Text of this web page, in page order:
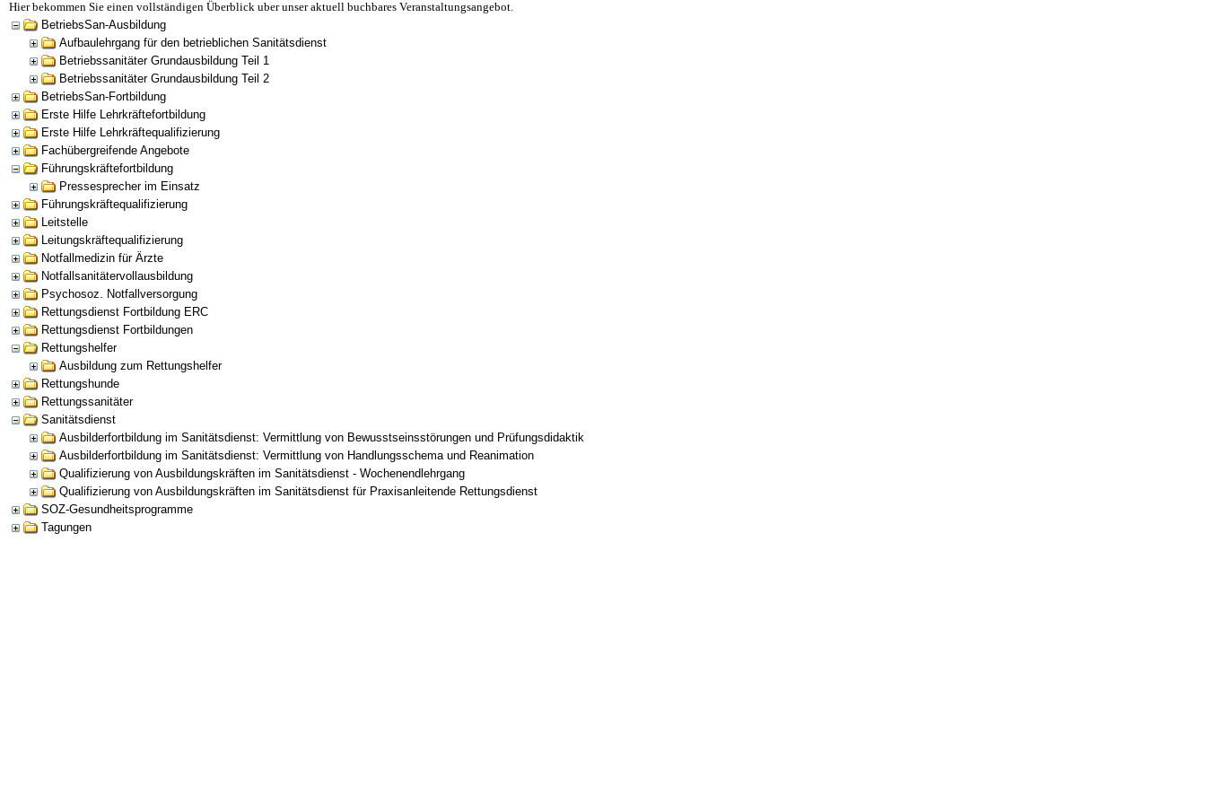
Hier bekommen Sie einen vollständigen Überblick uber unser aktuell buchbares Veranstaltungsangebot.
BetriebsSan-Ausbildung
Aufbaulehrgang für den betrieblichen Sanitätsdienst
Betriebssanitäter Grundausbildung Teil 1
Betriebssanitäter Grundausbildung Teil 2
BetriebsSan-Fortbildung
Erste Hilfe Lehrkräftefortbildung
Erste Hilfe Lehrkräftequalifizierung
Fachübergreifende Angebote
Führungskräftefortbildung
Pressesprecher im Einsatz
Führungskräftequalifizierung
Leitstelle
Leitungskräftequalifizierung
Notfallmedizin für Ärzte
Notfallsanitätervollausbildung
Psychosoz. Notfallversorgung
Rettungsdienst Fortbildung ERC
Rettungsdienst Fortbildungen
Rettungshelfer
Ausbildung zum Rettungshelfer
Rettungshunde
Rettungssanitäter
Sanitätsdienst
Ausbilderfortbildung im Sanitätsdienst: Vermittlung von Bewusstseinsstörungen und Prüfungsdidaktik
Ausbilderfortbildung im Sanitätsdienst: Vermittlung von Handlungsschema und Reanimation
Qualifizierung von Ausbildungskräften im Sanitätsdienst - Wochenendlehrgang
Qualifizierung von Ausbildungskräften im Sanitätsdienst für Praxisanleitende Rettungsdienst
SOZ-Gesundheitsprogramme
Tagungen